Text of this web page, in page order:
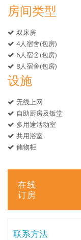
房间类型
双床房
4人宿舍(包房)
6人宿舍(包房)
8人宿舍(包房)
设施
无线上网
自助厨房及饭堂
多用途活动室
共用浴室
储物柜
在线
订房
联系方法